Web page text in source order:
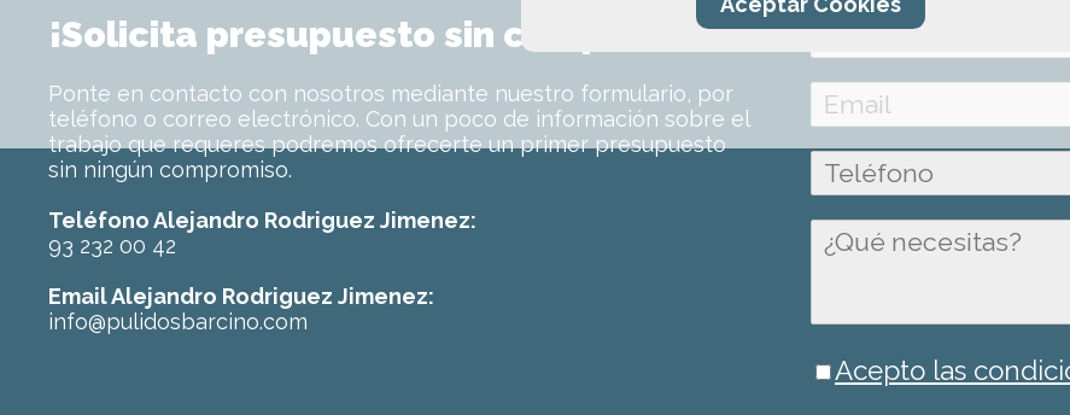
¡Solicita presupuesto sin compromiso!
Ponte en contacto con nosotros mediante nuestro formulario, por
teléfono o correo electrónico. Con un poco de información sobre el
trabajo que requeres podremos ofrecerte un primer presupuesto
sin ningún compromiso.
Teléfono Alejandro Rodriguez Jimenez:
93 232 00 42
Email Alejandro Rodriguez Jimenez:
info@pulidosbarcino.com
Acepto las